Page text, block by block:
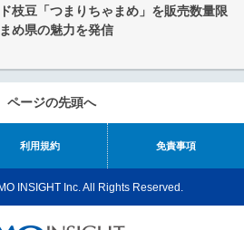
枝豆「つまりちゃまめ」を販売数量限
め県の魅力を発信
ページの先頭へ
利用規約 免責事項
INSIGHT Inc. All Rights Reserved.